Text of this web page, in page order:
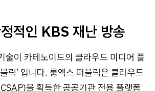
적인 KBS 재난 방송
술이 카테노이드의 클라우드 미디어 플
릭’ 입니다. 룸엑스 퍼블릭은 클라우드
을 획득한 공공기관 전용 플랫폼